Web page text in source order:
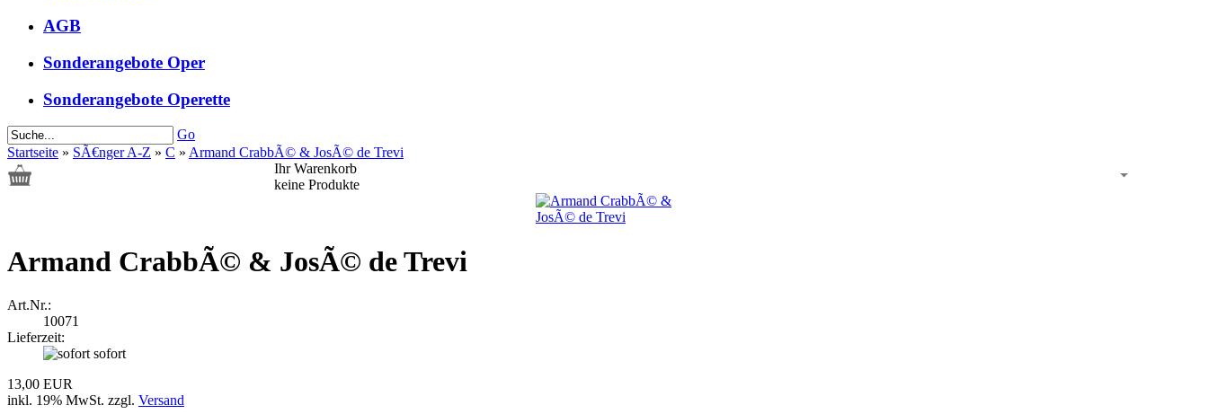
AGB
Sonderangebote Oper
Sonderangebote Operette
Go
Startseite » SÃ€nger A-Z » C » Armand CrabbÃ© & JosÃ© de Trevi
Ihr Warenkorb
keine Produkte
Armand CrabbÃ© & JosÃ© de Trevi
Art.Nr.:
10071
Lieferzeit:
sofort
13,00 EUR
inkl. 19% MwSt. zzgl. Versand